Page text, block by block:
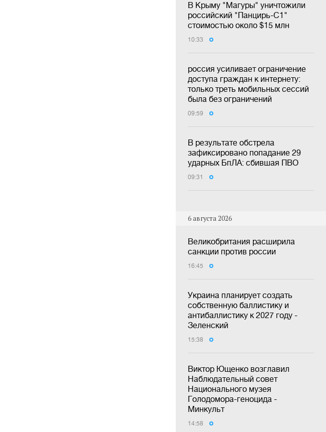
В Крыму "Магуры" уничтожили
российский "Панцирь-С1"
стоимостью около $15 млн
10:33
россия усиливает ограничение
доступа граждан к интернету:
только треть мобильных сессий
была без ограничений
09:59
В результате обстрела
зафиксировано попадание 29
ударных БпЛА: сбившая ПВО
09:31
6 августа 2026
Великобритания расширила
санкции против россии
16:45
Украина планирует создать
собственную баллистику и
антибаллистику к 2027 году -
Зеленский
15:38
Виктор Ющенко возглавил
Наблюдательный совет
Национального музея
Голодомора-геноцида -
Минкульт
14:58